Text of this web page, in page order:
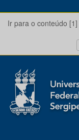
Ir para o conteúdo [1]